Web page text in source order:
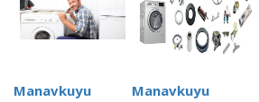
Manavkuyu
Manavkuyu